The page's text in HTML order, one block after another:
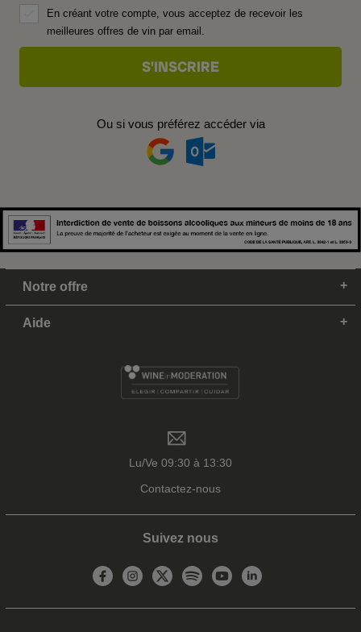
En créant votre compte, vous acceptez de recevoir les
meilleures offres de vin par email.
Ou si vous préférez accéder via
Notre offre
Aide
Lu/Ve 09:30 à 13:30
Contactez-nous
Suivez nous